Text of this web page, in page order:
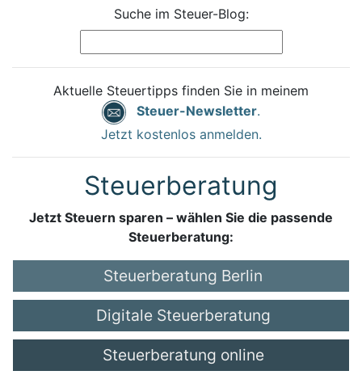
Suche im Steuer-Blog:
Aktuelle Steuertipps finden Sie in meinem
Steuer-Newsletter.
Jetzt kostenlos anmelden.
Steuerberatung
Jetzt Steuern sparen – wählen Sie die passende
Steuerberatung:
Steuerberatung Berlin
Digitale Steuerberatung
Steuerberatung online